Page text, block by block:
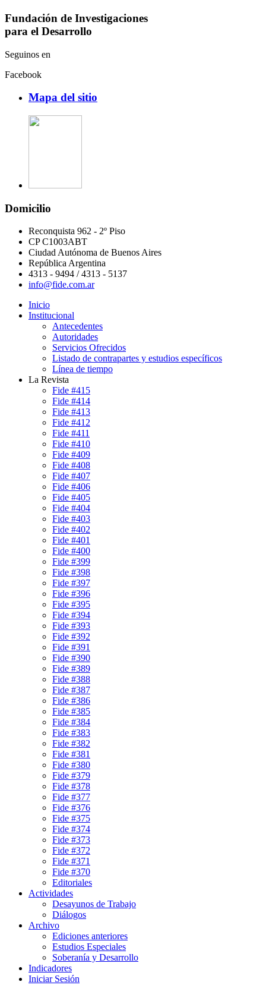
Fundación de Investigaciones
para el Desarrollo
Seguinos en
Facebook
Mapa del sitio
Domicilio
Reconquista 962 - 2º Piso
CP C1003ABT
Ciudad Autónoma de Buenos Aires
República Argentina
4313 - 9494 / 4313 - 5137
info@fide.com.ar
Inicio
Institucional
Antecedentes
Autoridades
Servicios Ofrecidos
Listado de contrapartes y estudios específicos
Línea de tiempo
La Revista
Fide #415
Fide #414
Fide #413
Fide #412
Fide #411
Fide #410
Fide #409
Fide #408
Fide #407
Fide #406
Fide #405
Fide #404
Fide #403
Fide #402
Fide #401
Fide #400
Fide #399
Fide #398
Fide #397
Fide #396
Fide #395
Fide #394
Fide #393
Fide #392
Fide #391
Fide #390
Fide #389
Fide #388
Fide #387
Fide #386
Fide #385
Fide #384
Fide #383
Fide #382
Fide #381
Fide #380
Fide #379
Fide #378
Fide #377
Fide #376
Fide #375
Fide #374
Fide #373
Fide #372
Fide #371
Fide #370
Editoriales
Actividades
Desayunos de Trabajo
Diálogos
Archivo
Ediciones anteriores
Estudios Especiales
Soberanía y Desarrollo
Indicadores
Iniciar Sesión